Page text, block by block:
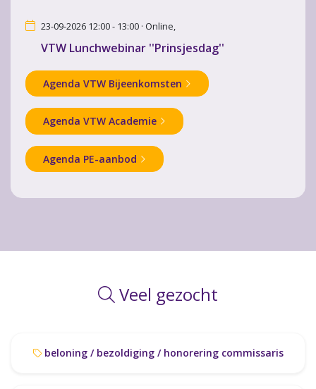
23-09-2026 12:00 - 13:00 · Online,
VTW Lunchwebinar ''Prinsjesdag''
Agenda VTW Bijeenkomsten
Agenda VTW Academie
Agenda PE-aanbod
Veel gezocht
beloning / bezoldiging / honorering commissaris